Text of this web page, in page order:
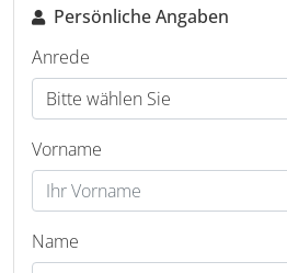
Persönliche Angaben
Anrede
Vorname
Name